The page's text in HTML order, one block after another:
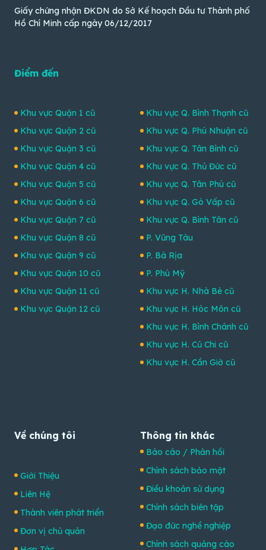
Giấy chứng nhận ĐKDN do Sở Kế hoạch Đầu tư Thành phố
Hồ Chí Minh cấp ngày 06/12/2017
Điểm đến
Khu vực Quận 1 cũ
Khu vực Quận 2 cũ
Khu vực Quận 3 cũ
Khu vực Quận 4 cũ
Khu vực Quận 5 cũ
Khu vực Quận 6 cũ
Khu vực Quận 7 cũ
Khu vực Quận 8 cũ
Khu vực Quận 9 cũ
Khu vực Quận 10 cũ
Khu vực Quận 11 cũ
Khu vực Quận 12 cũ
Khu vực Q. Bình Thạnh cũ
Khu vực Q. Phú Nhuận cũ
Khu vực Q. Tân Bình cũ
Khu vực Q. Thủ Đức cũ
Khu vực Q. Tân Phú cũ
Khu vực Q. Gò Vấp cũ
Khu vực Q. Bình Tân cũ
P. Vũng Tàu
P. Bà Rịa
P. Phú Mỹ
Khu vực H. Nhà Bè cũ
Khu vực H. Hóc Môn cũ
Khu vực H. Bình Chánh cũ
Khu vực H. Củ Chi cũ
Khu vực H. Cần Giờ cũ
Về chúng tôi
Giới Thiệu
Liên Hệ
Thành viên phát triển
Đơn vị chủ quản
Thông tin khác
Báo cáo / Phản hồi
Chính sách bảo mật
Điều khoản sử dụng
Chính sách biên tập
Đạo đức nghề nghiệp
Chính sách quảng cáo